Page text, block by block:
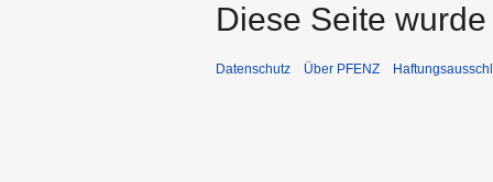
Diese Seite
Datenschutz Über PFENZ